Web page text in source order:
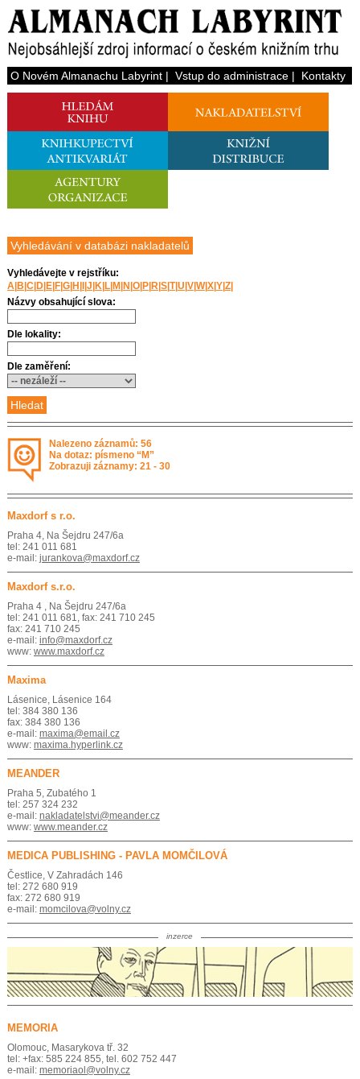
O Novém Almanachu Labyrint| Vstup do administrace| Kontakty
Vyhledávání v databázi nakladatelů
Vyhledávejte v rejstříku:
A| B C| D| E| F| G| H J K| L| M N O| P| R| S| T|U V| W|X| Y| Z|
Názvy obsahující slova:
Dle lokality:
Dle zaměření:
Nalezeno záznamů: 56
Na dotaz: písmeno “M”
Zobrazuji záznamy: 21 - 30
Maxdorf s r.o.
Praha 4, Na Šejdru 247/6a
tel: 241 011 681
e-mail: jurankova@maxdorf.cz
Maxdorf s.r.o.
Praha 4 , Na Šejdru 247/6a
tel: 241 011 681, fax: 241 710 245
fax: 241 710 245
e-mail: info@maxdorf.cz
www: www.maxdorf.cz
Maxima
Lásenice, Lásenice 164
tel: 384 380 136
fax: 384 380 136
e-mail: maxima@email.cz
www: maxima.hyperlink.cz
MEANDER
Praha 5, Zubatého 1
tel: 257 324 232
e-mail: nakladatelstvi@meander.cz
www: www.meander.cz
MEDICA PUBLISHING - PAVLA MOMČILOVÁ
Čestlice, V Zahradách 146
tel: 272 680 919
fax: 272 680 919
e-mail: momcilova@volny.cz
inzerce
MEMORIA
Olomouc, Masarykova tř. 32
tel: +fax: 585 224 855, tel. 602 752 447
e-mail: memoriaol@volny.cz